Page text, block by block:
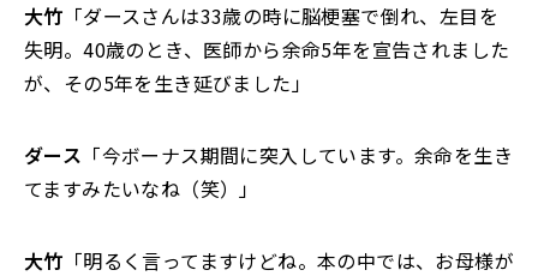
大竹 「ダースさんは33歳の時に脳梗塞で倒れ、左目を
失明。40歳のとき、医師から余命5年を宣告されました
が、その5年を生き延びました」
ダース 「今ボーナス期間に突入しています。余命を生き
てますみたいなね（笑）」
大竹 「明るく言ってますけどね。本の中では、お母様が